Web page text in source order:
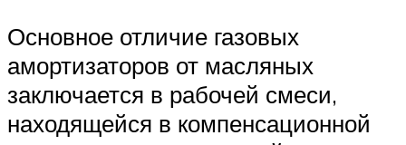
Основное отличие газовых
амортизаторов от масляных
заключается в рабочей смеси,
находящейся в компенсационной